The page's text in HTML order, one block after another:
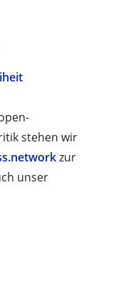
stehen wir
zur
unser